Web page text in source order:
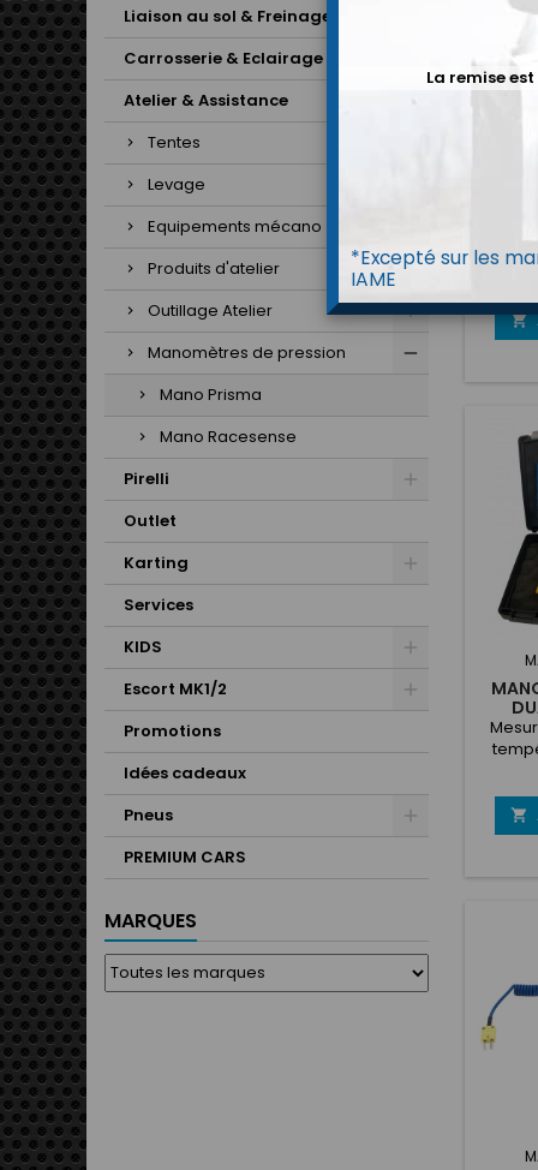
Liaison au sol & Freinage
Carrosserie & Eclairage
Atelier & Assistance
Tentes
Levage
Equipements mécano
Produits d'atelier
Outillage Atelier
Manomètres de pression
Mano Prisma
Mano Racesense
Pirelli
Outlet
Karting
Services
KIDS
Escort MK1/2
Promotions
Idées cadeaux
Pneus
PREMIUM CARS
MARQUES
0,001

avec
- 5
La remise
*Excepté sur les
IAME